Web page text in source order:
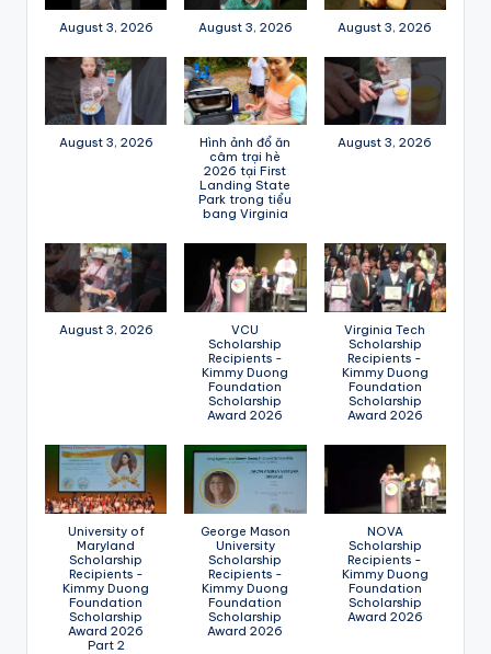
August 3, 2026 August 3, 2026 August 3, 2026
August 3, 2026
Hình ảnh đổ ăn
câm trại hè
2026 tại First
Landing State
Park trong tiểu
bang Virginia
August 3, 2026
August 3, 2026
VCU
Scholarship
Recipients -
Kimmy Duong
Foundation
Scholarship
Award 2026
Virginia Tech
Scholarship
Recipients -
Kimmy Duong
Foundation
Scholarship
Award 2026
University of
Maryland
Scholarship
Recipients -
Kimmy Duong
Foundation
Scholarship
Award 2026
Part 2
George Mason
University
Scholarship
Recipients -
Kimmy Duong
Foundation
Scholarship
Award 2026
NOVA
Scholarship
Recipients -
Kimmy Duong
Foundation
Scholarship
Award 2026